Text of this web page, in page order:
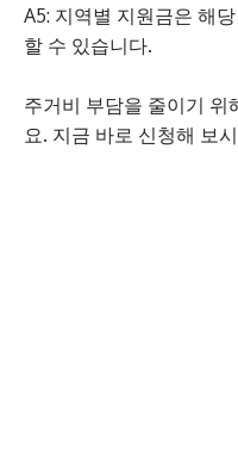
A5: 지역별 지원금은 해
할 수 있습니다.
주거비 부담을 줄이기 위
요. 지금 바로 신청해 보